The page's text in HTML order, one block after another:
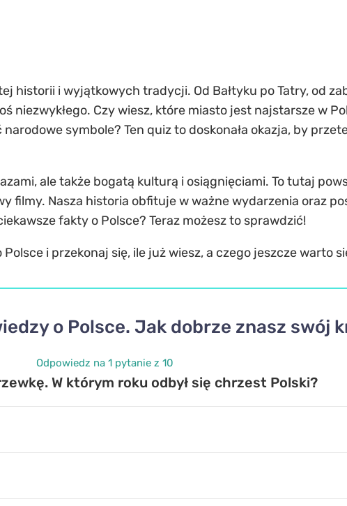
historii i wyjątkowych tradycji. Od Bałtyku po Tatry, od
niezwykłego. Czy wiesz, które miasto jest najstarsze w
symbole? Ten quiz to doskonała okazja, by
ale także bogatą kulturą i osiągnięciami. To tutaj
filmy. Nasza historia obfituje w ważne wydarzenia oraz
fakty o Polsce? Teraz możesz to sprawdzić!
i przekonaj się, ile już wiesz, a czego jeszcze warto
o Polsce. Jak dobrze znasz swój
Odpowiedz na 1 pytanie z 10
W którym roku odbył się chrzest Polski?